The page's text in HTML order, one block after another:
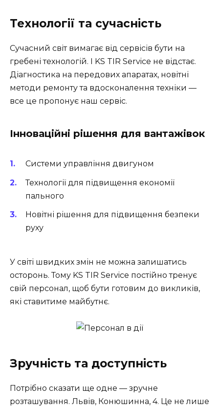
Технології та сучасність
Сучасний світ вимагає від сервісів бути на
гребені технологій. І KS TIR Service не відстає.
Діагностика на передових апаратах, новітні
методи ремонту та вдосконалення техніки —
все це пропонує наш сервіс.
Інноваційні рішення для вантажівок
Системи управління двигуном
Технології для підвищення економії
пального
Новітні рішення для підвищення безпеки
руху
У світі швидких змін не можна залишатись
осторонь. Тому KS TIR Service постійно тренує
свій персонал, щоб бути готовим до викликів,
які ставитиме майбутнє.
Зручність та доступність
Потрібно сказати ще одне — зручне
розташування. Львів, Конюшинна, 4. Це не лише